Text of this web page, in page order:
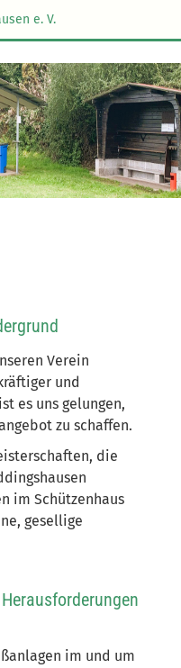
Verein
und
es uns gelungen,
zu schaffen.
die
im Schützenhaus
gesellige
im und um
e. V.